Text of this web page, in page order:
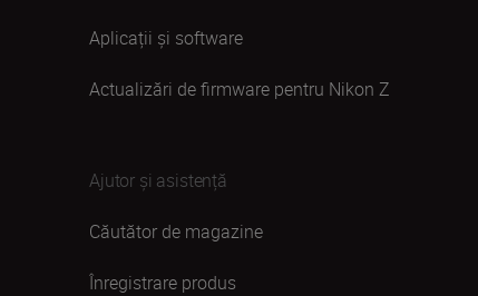
Aplicații și software
Actualizări de firmware pentru Nikon Z
Ajutor și asistență
Căutător de magazine
Înregistrare produs